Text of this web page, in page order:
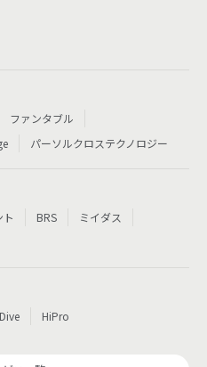
ファンタブル
パーソルクロステクノロジー
BRS
ミイダス
HiPro